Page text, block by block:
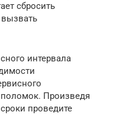
сбросить
интервала
Произведя
проведите